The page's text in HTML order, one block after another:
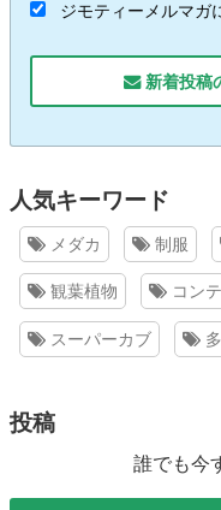
ジモティーメルマガ
新着投稿
人気キーワード
メダカ 制服
観葉植物 コン
スーパーカブ
投稿
誰でも今